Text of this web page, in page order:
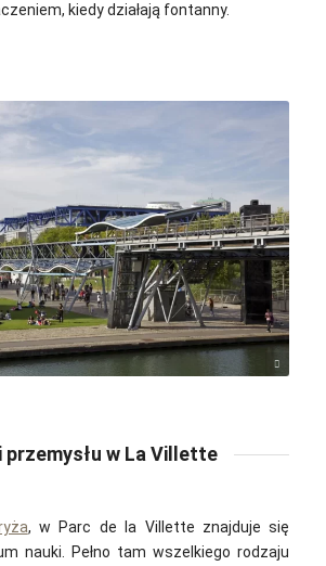
kiedy działają fontanny.
Hullot / Wikimedia Commons / CC-BY-SA-2.0
w La Villette
, w Parc de la Villette znajduje się
nauki. Pełno tam wszelkiego rodzaju